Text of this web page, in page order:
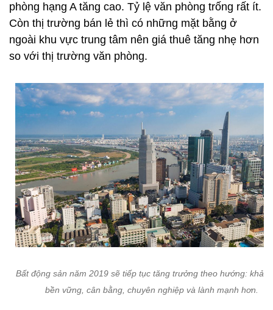
phòng hạng A tăng cao. Tỷ lệ văn phòng trống rất ít.
Còn thị trường bán lẻ thì có những mặt bằng ở
ngoài khu vực trung tâm nên giá thuê tăng nhẹ hơn
so với thị trường văn phòng.
Bất động sản năm 2019 sẽ tiếp tục tăng trưởng theo hướng: khả
bền vững, cân bằng, chuyên nghiệp và lành mạnh hơn.